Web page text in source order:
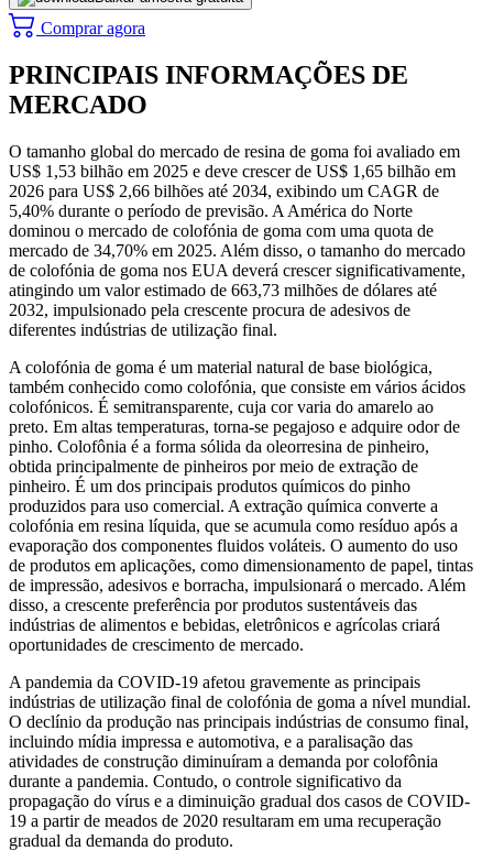
Comprar agora
PRINCIPAIS INFORMAÇÕES DE
MERCADO
O tamanho global do mercado de resina de goma foi avaliado em
US$ 1,53 bilhão em 2025 e deve crescer de US$ 1,65 bilhão em
2026 para US$ 2,66 bilhões até 2034, exibindo um CAGR de
5,40% durante o período de previsão. A América do Norte
dominou o mercado de colofónia de goma com uma quota de
mercado de 34,70% em 2025. Além disso, o tamanho do mercado
de colofónia de goma nos EUA deverá crescer significativamente,
atingindo um valor estimado de 663,73 milhões de dólares até
2032, impulsionado pela crescente procura de adesivos de
diferentes indústrias de utilização final.
A colofónia de goma é um material natural de base biológica,
também conhecido como colofónia, que consiste em vários ácidos
colofónicos. É semitransparente, cuja cor varia do amarelo ao
preto. Em altas temperaturas, torna-se pegajoso e adquire odor de
pinho. Colofônia é a forma sólida da oleorresina de pinheiro,
obtida principalmente de pinheiros por meio de extração de
pinheiro. É um dos principais produtos químicos do pinho
produzidos para uso comercial. A extração química converte a
colofónia em resina líquida, que se acumula como resíduo após a
evaporação dos componentes fluidos voláteis. O aumento do uso
de produtos em aplicações, como dimensionamento de papel, tintas
de impressão, adesivos e borracha, impulsionará o mercado. Além
disso, a crescente preferência por produtos sustentáveis ​​das
indústrias de alimentos e bebidas, eletrônicos e agrícolas criará
oportunidades de crescimento de mercado.
A pandemia da COVID-19 afetou gravemente as principais
indústrias de utilização final de colofónia de goma a nível mundial.
O declínio da produção nas principais indústrias de consumo final,
incluindo mídia impressa e automotiva, e a paralisação das
atividades de construção diminuíram a demanda por colofônia
durante a pandemia. Contudo, o controle significativo da
propagação do vírus e a diminuição gradual dos casos de COVID-
19 a partir de meados de 2020 resultaram em uma recuperação
gradual da demanda do produto.